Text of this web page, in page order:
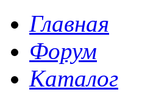
Главная
Форум
Каталог